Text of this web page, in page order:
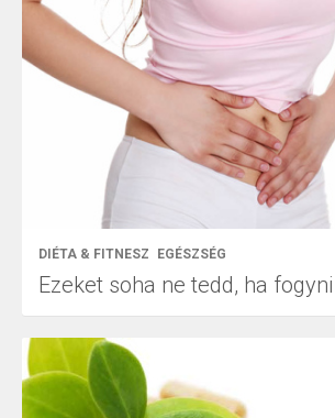
DIÉTA & FITNESZ EGÉSZSÉG
Ezeket soha ne tedd, ha